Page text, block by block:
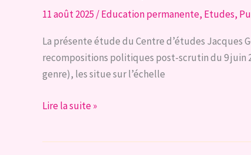
vs
Anti-
Woke
:
ensemble
11 août 2025 /Education permanente, Etudes,
La présente étude du Centre d’études
recompositions politiques post-scrutin du 9 juin
genre), les situe sur l’échelle
Étude
Lire la suite »